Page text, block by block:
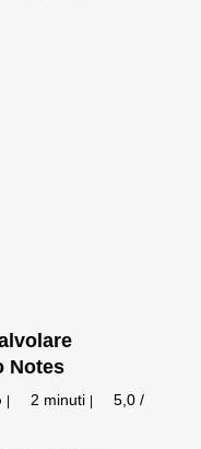
Notes
2 minuti
5,0 /